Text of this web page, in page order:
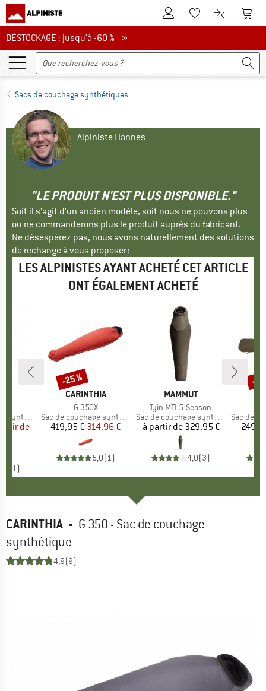
Vers le compte client
Vers la liste
Vers le
DÉSTOCKAGE : jusqu'à -60 %
DÉSTOCKAGE : jusqu'à -60 % »
Sacs de couchage synthétiques
Alpiniste Hannes
"LE PRODUIT N'EST PLUS DISPONIBLE."
Soit il s'agit d'un ancien modèle, soit nous ne pouvons plus
ou ne commanderons plus le produit auprès du fabricant.
Ne désespérez pas, nous avons naturellement des solutions
de rechange à vous proposer :
LES ALPINISTES AYANT ACHETÉ CET ARTICLE
ONT ÉGALEMENT ACHETÉ
réduit
de
1)
MARQUE
CARINTHIA
Article
G 350X
Product group
Sac de couchage synthétique
Prix
419,95 € Prix réduit
314,96 €
5,0(1)
Remise
-25 %
MARQUE
MAMMUT
Article
Tyin MTI 5-Season
Product group
Sac de couchage synthétique
Prix
à partir de 329,95 €
4,0(3)
Product
Sac de
-
CARINTHIA - G 350 - Sac de couchage
synthétique
4,9(9)